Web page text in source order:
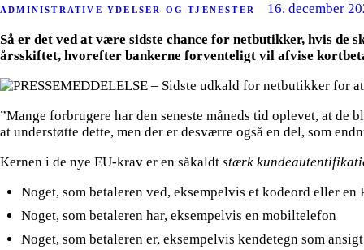
ADMINISTRATIVE YDELSER OG TJENESTER
16. december
Så er det ved at være sidste chance for netbutikker, hvis
årsskiftet, hvorefter bankerne forventeligt vil afvise
”Mange forbrugere har den seneste måneds tid oplevet, at
at understøtte dette, men der er desværre også en del, som
Kernen i de nye EU-krav er en såkaldt stærk
Noget, som betaleren ved, eksempelvis et kodeord eller en
Noget, som betaleren har, eksempelvis en mobiltelefon
Noget, som betaleren er, eksempelvis kendetegn som